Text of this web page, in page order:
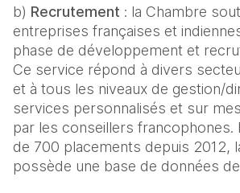
b) Recrutement : la Chambre
entreprises françaises et
phase de développement et
Ce service répond à divers
et à tous les niveaux de gestion/
services personnalisés et sur
par les conseillers francophones.
de 700 placements depuis 2012,
possède une base de données